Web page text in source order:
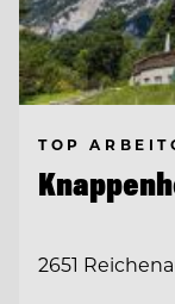
TOP
2651